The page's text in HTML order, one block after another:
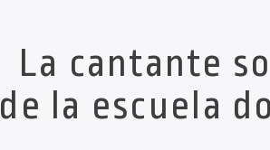
La cantante
de la escuela